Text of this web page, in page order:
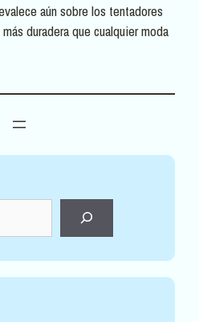
aún sobre los tentadores
duradera que cualquier moda